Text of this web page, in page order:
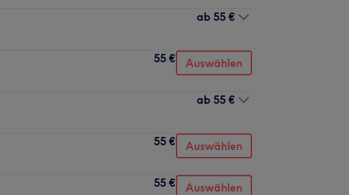
ab 55 €
55 € Auswählen
ab 55 €
55 € Auswählen
55 € Auswählen